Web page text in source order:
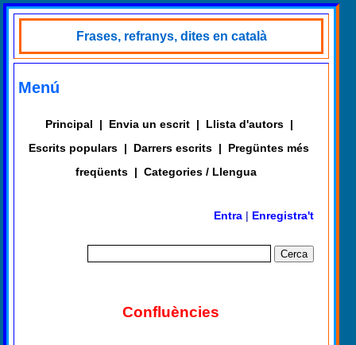
Frases, refranys, dites en català
Menú
Principal | Envia un escrit | Llista d'autors |
Escrits populars | Darrers escrits |
Pregüntes més
freqüents | Categories / Llengua
Entra | Enregistra't
Confluències